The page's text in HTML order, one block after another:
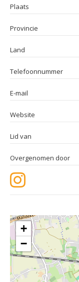
Plaats
Provincie
Land
Telefoonnummer
E-mail
Website
Lid van
Overgenomen door
+
−